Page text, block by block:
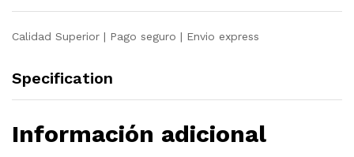
Calidad Superior | Pago seguro | Envio express
Specification
Información adicional